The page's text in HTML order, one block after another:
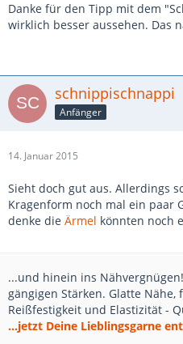
Danke für den Tipp mit dem
wirklich besser aussehen. Das
schnippischnappi
Anfänger
14. Januar 2015
Sieht doch gut aus. Allerdings
Kragenform noch mal ein paar
denke die Ärmel könnten noch
...und hinein ins Nähvergnügen!
gängigen Stärken. Glatte
Reißfestigkeit und Elastizität -
...jetzt Deine Lieblingsgarne